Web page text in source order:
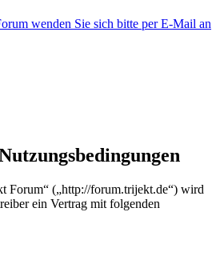
wenden Sie sich bitte per E-Mail an
Forum“ („http://forum.trijekt.de“) wird
ein Vertrag mit folgenden